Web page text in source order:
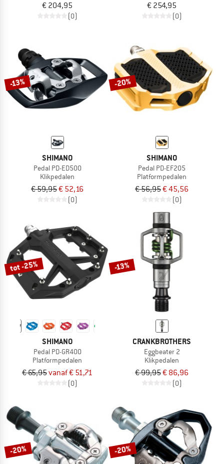
€ 204,95
(0)
€ 254,95
(0)
-13%
SHIMANO
Pedal PD-ED500
Klikpedalen
€ 59,95€ 52,16
(0)
-20%
SHIMANO
Pedal PD-EF205
Platformpedalen
€ 56,95€ 45,56
(0)
tot -25%
SHIMANO
Pedal PD-GR400
Platformpedalen
€ 65,95vanaf € 51,71
(0)
-13%
CRANKBROTHERS
Eggbeater 2
Klikpedalen
€ 99,95€ 86,96
(0)
-20% -20%